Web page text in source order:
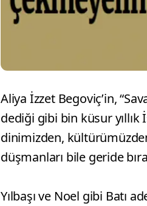
Aliya İzzet Begoviç’in,
dediği gibi bin küsur
dinimizden,
düşmanları bile geride
Yılbaşı ve Noel gibi Batı